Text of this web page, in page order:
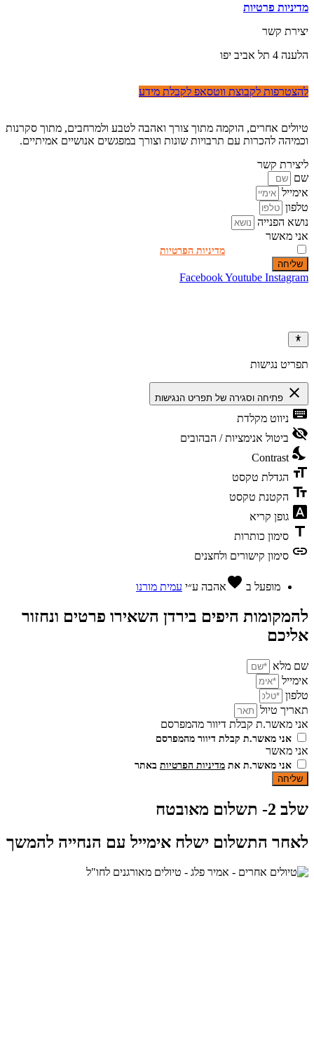
מדיניות פרטיות
יצירת קשר
הלענה 4 תל אביב יפו
להצטרפות לקבוצת ווטסאפ לקבלת מידע
טיולים אחרים, הוקמה מתוך צורך ואהבה לטבע ולמרחבים, מתוך סקרנות
וכמיהה להכרות עם תרבויות שונות וצורך במפגשים אנושיים אמיתיים.
ליצירת קשר
שם
אימייל
טלפון
נושא הפנייה
אני מאשר
מדיניות הפרטיות
שליחה
FacebookYoutube Instagram
תפריט נגישות
close פתיחה וסגירה של תפריט הנגישות
keyboard ניווט מקלדת
visibility_off ביטול אנימציות / הבהובים
nights_stay
Contrast
format_size הגדלת טקסט
text_fields הקטנת טקסט
font_download גופן קריא
title סימון כותרות
link סימון קישורים ולחצנים
מופעל ב favoriteאהבה ע״י עמית מורנו
להמקומות היפים בירדן השאירו פרטים ונחזור
אליכם
שם מלא
אימייל
טלפון
תאריך טיול
אני מאשר.ת קבלת דיוור מהמפרסם
אני מאשר.ת קבלת דיוור מהמפרסם
אני מאשר
אני מאשר.ת את מדיניות הפרטיות באתר
שליחה
שלב 2- תשלום מאובטח
לאחר התשלום ישלח אימייל עם הנחייה להמשך